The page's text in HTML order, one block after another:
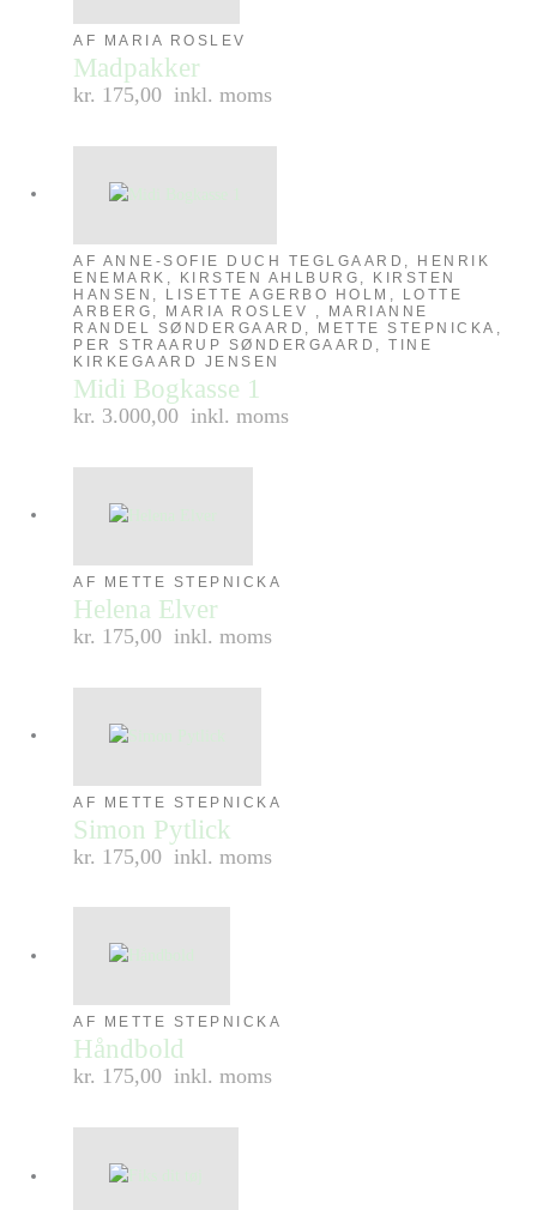
AF MARIA ROSLEV
Madpakker
kr. 175,00 inkl. moms
AF ANNE-SOFIE DUCH TEGLGAARD, HENRIK
ENEMARK, KIRSTEN AHLBURG, KIRSTEN
HANSEN, LISETTE AGERBO HOLM, LOTTE
ARBERG, MARIA ROSLEV , MARIANNE
RANDEL SØNDERGAARD, METTE STEPNICKA,
PER STRAARUP SØNDERGAARD, TINE
KIRKEGAARD JENSEN
Midi Bogkasse 1
kr. 3.000,00 inkl. moms
AF METTE STEPNICKA
Helena Elver
kr. 175,00 inkl. moms
AF METTE STEPNICKA
Simon Pytlick
kr. 175,00 inkl. moms
AF METTE STEPNICKA
Håndbold
kr. 175,00 inkl. moms